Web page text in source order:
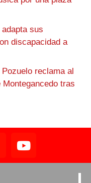
sus
discapacidad a
reclama al
tras